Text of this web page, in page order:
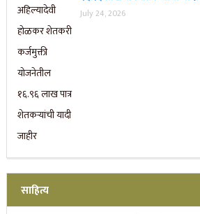
July 24, 2026
साहित्य